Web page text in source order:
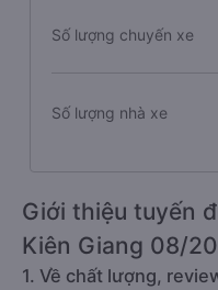
Số lượng chuyến xe
Số lượng nhà xe
Giới thiệu tuyến
Kiên Giang 08/
1. Về chất lượng,